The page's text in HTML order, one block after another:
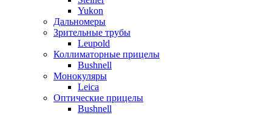
Yukon
Дальномеры
Зрительные трубы
Leupold
Коллиматорные прицелы
Bushnell
Монокуляры
Leica
Оптические прицелы
Bushnell